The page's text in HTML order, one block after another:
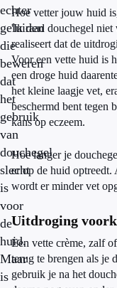
echter
geluiden
die
beweren
dat
het
gebruik
van
douchegel
slecht
is
voor
de
huid.
Maar
is
Hoe vetter jouw huid
'Ik raad douchegel
realiseert dat de
Voor een vette huid is
een droge huid
het kleine laagje vet,
beschermd bent tegen
kans op eczeem.
Hoe langer je
er op de huid
wordt er minder vet
Uitdroging
Een vette crème, zalf
terug te brengen als je
gebruik je na het